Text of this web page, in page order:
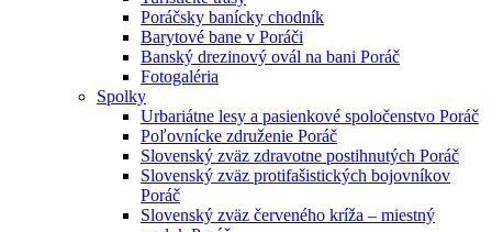
Poráčsky banícky chodník
Barytové bane v Poráči
Banský drezinový ovál na bani Poráč
Fotogaléria
Spolky
Urbariátne lesy a pasienkové spoločenstvo Poráč
Poľovnícke združenie Poráč
Slovenský zväz zdravotne postihnutých Poráč
Slovenský zväz protifašistických bojovníkov
Poráč
Slovenský zväz červeného kríža – miestný